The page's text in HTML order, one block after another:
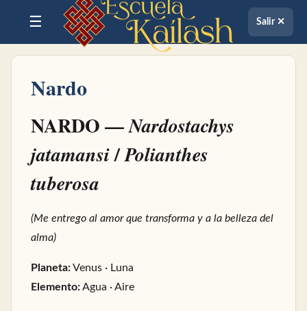
☰ Salir ✕
Nardo
NARDO —Nardostachys
jatamansi/Polianthes
tuberosa
(Me entrego al amor que transforma y a la belleza del
alma)
Planeta:Venus · Luna
Elemento:Agua · Aire